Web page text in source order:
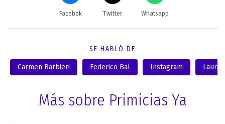
Facebok Twitter Whatsapp
SE HABLÓ DE
Carmen Barbieri Federico Bal Instagram
Más sobre Primicias Ya